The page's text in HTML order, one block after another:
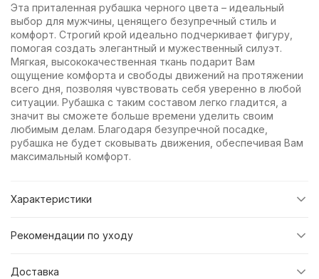
Эта приталенная рубашка черного цвета – идеальный
выбор для мужчины, ценящего безупречный стиль и
комфорт. Строгий крой идеально подчеркивает фигуру,
помогая создать элегантный и мужественный силуэт.
Мягкая, высококачественная ткань подарит Вам
ощущение комфорта и свободы движений на протяжении
всего дня, позволяя чувствовать себя уверенно в любой
ситуации. Рубашка с таким составом легко гладится, а
значит вы сможете больше времени уделить своим
любимым делам. Благодаря безупречной посадке,
рубашка не будет сковывать движения, обеспечивая Вам
максимальный комфорт.
Характеристики
Рекомендации по уходу
Доставка